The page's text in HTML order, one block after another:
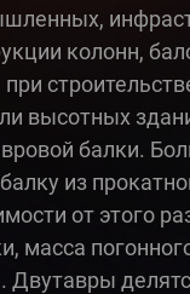
колонн,
высотных
балки.
из
от этого
масса
Двутавры